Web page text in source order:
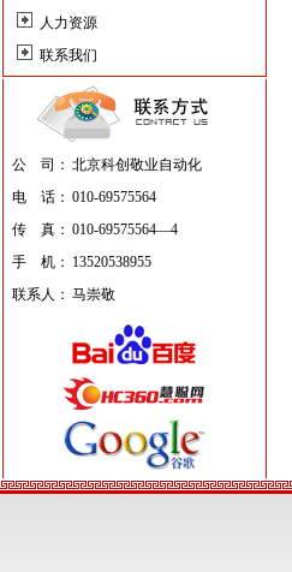
人力资源
联系我们
公 司： 北京科创敬业自动化
电 话： 010-69575564
传 真： 010-69575564—4
手 机： 13520538955
联系人： 马崇敬